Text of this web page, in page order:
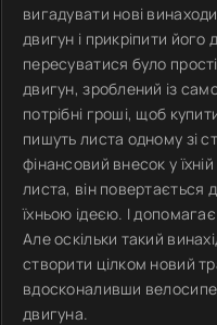
вигадувати нові
двигун і прикріпити
пересуватися було
двигун, зроблений із
потрібні гроші, щоб
пишуть листа одному зі
фінансовий внесок у
листа, він повертається
їхньою ідеєю. І
Але оскільки такий
створити цілком новий
вдосконаливши
двигуна.